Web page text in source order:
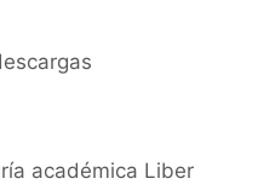
académica Liber